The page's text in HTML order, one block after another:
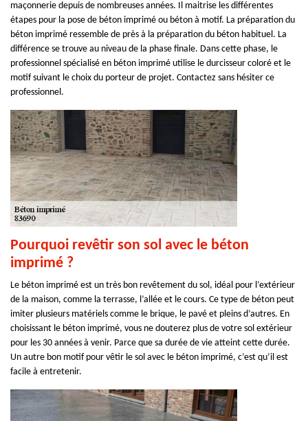
maçonnerie depuis de nombreuses années. Il maitrise les différentes
étapes pour la pose de béton imprimé ou béton à motif. La préparation du
béton imprimé ressemble de près à la préparation du béton habituel. La
différence se trouve au niveau de la phase finale. Dans cette phase, le
professionnel spécialisé en béton imprimé utilise le durcisseur coloré et le
motif suivant le choix du porteur de projet. Contactez sans hésiter ce
professionnel.
Pourquoi revêtir son sol avec le béton
imprimé ?
Le béton imprimé est un très bon revêtement du sol, idéal pour l’extérieur
de la maison, comme la terrasse, l’allée et le cours. Ce type de béton peut
imiter plusieurs matériels comme le brique, le pavé et pleins d’autres. En
choisissant le béton imprimé, vous ne douterez plus de votre sol extérieur
pour les 30 années à venir. Parce que sa durée de vie atteint cette durée.
Un autre bon motif pour vêtir le sol avec le béton imprimé, c’est qu’il est
facile à entretenir.